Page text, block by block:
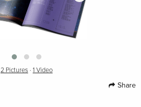
2 Pictures · 1 Video
Share